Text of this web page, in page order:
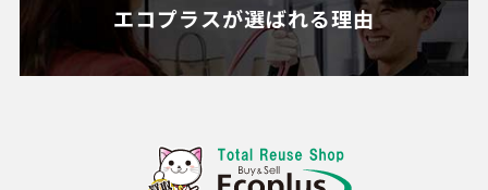
エコプラスが選ばれる理由